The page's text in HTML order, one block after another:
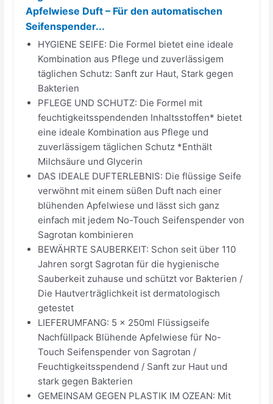
Apfelwiese Duft – Für den automatischen
Seifenspender...
HYGIENE SEIFE: Die Formel bietet eine ideale
Kombination aus Pflege und zuverlässigem
täglichen Schutz: Sanft zur Haut, Stark gegen
Bakterien
PFLEGE UND SCHUTZ: Die Formel mit
feuchtigkeitsspendenden Inhaltsstoffen* bietet
eine ideale Kombination aus Pflege und
zuverlässigem täglichen Schutz *Enthält
Milchsäure und Glycerin
DAS IDEALE DUFTERLEBNIS: Die flüssige Seife
verwöhnt mit einem süßen Duft nach einer
blühenden Apfelwiese und lässt sich ganz
einfach mit jedem No-Touch Seifenspender von
Sagrotan kombinieren
BEWÄHRTE SAUBERKEIT: Schon seit über 110
Jahren sorgt Sagrotan für die hygienische
Sauberkeit zuhause und schützt vor Bakterien /
Die Hautverträglichkeit ist dermatologisch
getestet
LIEFERUMFANG: 5 x 250ml Flüssigseife
Nachfüllpack Blühende Apfelwiese für No-
Touch Seifenspender von Sagrotan /
Feuchtigkeitsspendend / Sanft zur Haut und
stark gegen Bakterien
GEMEINSAM GEGEN PLASTIK IM OZEAN: Mit